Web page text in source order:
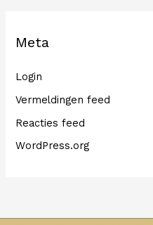
Meta
Login
Vermeldingen feed
Reacties feed
WordPress.org